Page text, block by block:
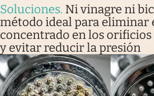
Soluciones. Ni vinagre ni
método ideal para eliminar
concentrado en los orificios
y evitar reducir la presión